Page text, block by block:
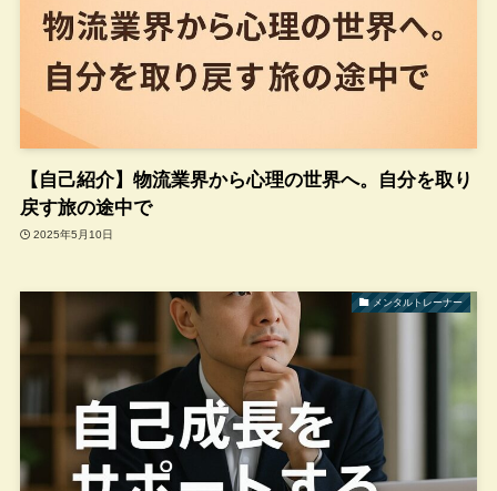
【自己紹介】物流業界から心理の世界へ。自分を取り
戻す旅の途中で
2025年5月10日
メンタルトレーナー